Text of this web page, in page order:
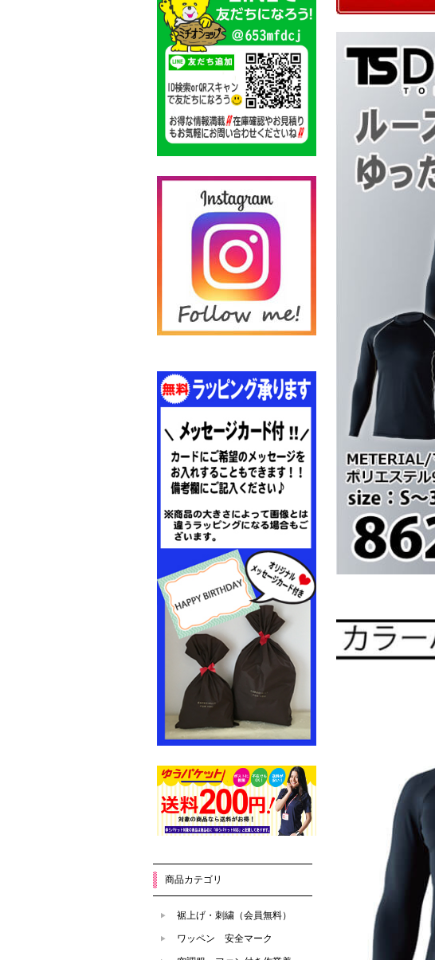
商品カテゴリ
裾上げ・刺繍（会員無料）
ワッペン 安全マーク